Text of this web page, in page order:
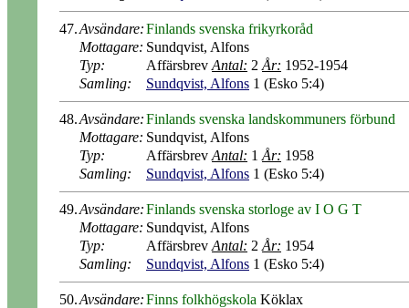
47.Avsändare:Finlands svenska frikyrkoråd
Mottagare: Sundqvist, Alfons
Typ:
Affärsbrev Antal: 2 År: 1952-1954
Samling:
Sundqvist, Alfons 1 (Esko 5:4)
48.Avsändare:Finlands svenska landskommuners förbund
Mottagare: Sundqvist, Alfons
Typ:
Affärsbrev Antal: 1 År: 1958
Samling:
Sundqvist, Alfons 1 (Esko 5:4)
49.Avsändare:Finlands svenska storloge av I O G T
Mottagare: Sundqvist, Alfons
Typ:
Affärsbrev Antal: 2 År: 1954
Samling:
Sundqvist, Alfons 1 (Esko 5:4)
50.Avsändare:Finns folkhögskola Köklax